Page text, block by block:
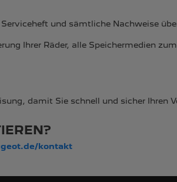
und sämtliche Nachweise
Ihrer Räder, alle Speichermedien
damit Sie schnell und sicher Ihren
kontakt